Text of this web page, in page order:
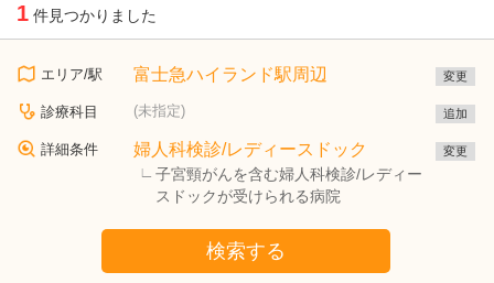
1 件見つかりました
エリア/駅 富士急ハイランド駅周辺 変更
診療科目 (未指定) 追加
詳細条件 婦人科検診/レディースドック
子宮頸がんを含む婦人科検診/レディー
スドックが受けられる病院
変更
検索する